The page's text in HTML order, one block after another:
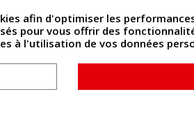
Outils & Accessoires
Tutos
Actualités
afin d'optimiser les
pour vous offrir des
à l'utilisation de vos données